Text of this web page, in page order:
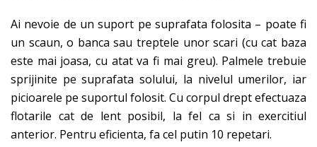
Ai nevoie de un suport pe suprafata folosita – poate fi
un scaun, o banca sau treptele unor scari (cu cat baza
este mai joasa, cu atat va fi mai greu). Palmele trebuie
sprijinite pe suprafata solului, la nivelul umerilor, iar
picioarele pe suportul folosit. Cu corpul drept efectuaza
flotarile cat de lent posibil, la fel ca si in exercitiul
anterior. Pentru eficienta, fa cel putin 10 repetari.